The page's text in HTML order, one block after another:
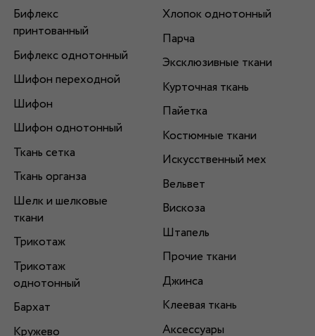
Бифлекс
принтованный
Бифлекс однотонный
Шифон переходной
Шифон
Шифон однотонный
Ткань сетка
Ткань органза
Шелк и шелковые
ткани
Трикотаж
Трикотаж
однотонный
Бархат
Кружево
Хлопок однотонный
Парча
Эксклюзивные ткани
Курточная ткань
Пайетка
Костюмные ткани
Искусственный мех
Вельвет
Вискоза
Штапель
Прочие ткани
Джинса
Клеевая ткань
Аксессуары